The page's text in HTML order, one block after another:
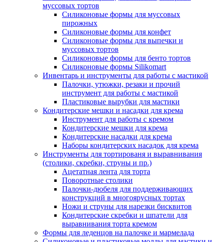
муссовых тортов
Силиконовые формы для муссовых
пирожных
Силиконовые формы для конфет
Силиконовые формы для выпечки и
муссовых тортов
Силиконовые формы для бенто тортов
Силиконовые формы Silikomart
Инвентарь и инструменты для работы с мастикой
Палочки, утюжки, резаки и прочий
инструмент для работы с мастикой
Пластиковые вырубки для мастики
Кондитерские мешки и насадки для крема
Инструмент для работы с кремом
Кондитерские мешки для крема
Кондитерские насадки для крема
Наборы кондитерских насадок для крема
Инструменты для тортированя и выравнивания
(столики, скребки, струны и пр.)
Ацетатная лента для торта
Поворотные столики
Палочки-дюбеля для поддерживающих
конструкций в многоярусных тортах
Ножи и струны для нарезки бисквитов
Кондитерские скребки и шпатели для
выравнивания торта кремом
Формы для леденцов на палочке и мармелада